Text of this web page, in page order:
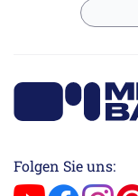
Folgen Sie uns: